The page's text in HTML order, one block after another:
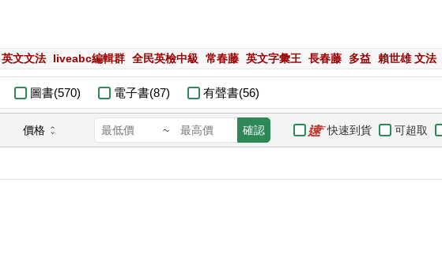
英文文法 liveabc編輯群 全民英檢中級 常春藤 英文字彙王 長春藤 多益 賴世雄 文法
圖書(570) 電子書(87) 有聲書(56)
價格 ~ 確認 快速到貨 可超取